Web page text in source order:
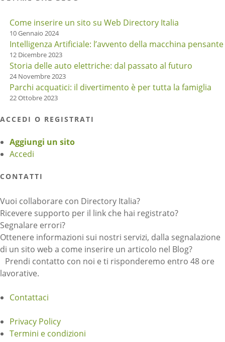
Come inserire un sito su Web Directory Italia
10 Gennaio 2024
Intelligenza Artificiale: l’avvento della macchina pensante
12 Dicembre 2023
Storia delle auto elettriche: dal passato al futuro
24 Novembre 2023
Parchi acquatici: il divertimento è per tutta la famiglia
22 Ottobre 2023
ACCEDI O REGISTRATI
Aggiungi un sito
Accedi
CONTATTI
Vuoi collaborare con Directory Italia?
Ricevere supporto per il link che hai registrato?
Segnalare errori?
Ottenere informazioni sui nostri servizi, dalla segnalazione
di un sito web a come inserire un articolo nel Blog?
Prendi contatto con noi e ti risponderemo entro 48 ore
lavorative.
Contattaci
Privacy Policy
Termini e condizioni